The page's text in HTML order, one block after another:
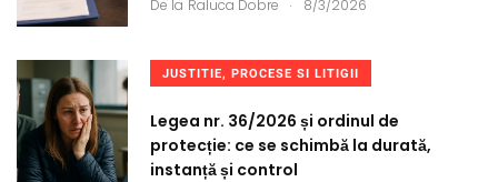
De la Raluca Dobre 8/3/2026
JUSTITIE, PROCESE SI LITIGII
Legea nr. 36/2026 și ordinul de
protecție: ce se schimbă la durată,
instanță și control